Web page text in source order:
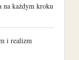
na każdym kroku
i realizm